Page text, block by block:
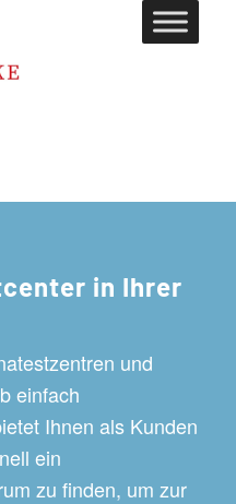
in Ihrer
und
einfach
Ihnen als Kunden
ein
zu finden, um zur